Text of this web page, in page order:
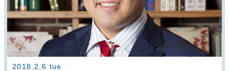
2018.2.6 tue